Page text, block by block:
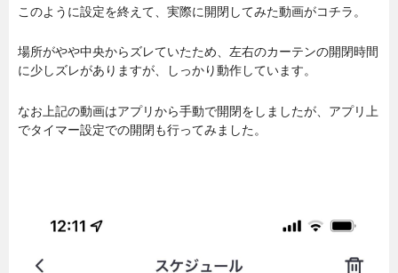
このように設定を終えて、実際に開閉してみた動画がコチラ。
場所がやや中央からズレていたため、左右のカーテンの開閉時間
に少しズレがありますが、しっかり動作しています。
なお上記の動画はアプリから手動で開閉をしましたが、アプリ上
でタイマー設定での開閉も行ってみました。